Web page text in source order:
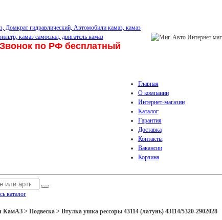
Звонок по РФ бесплатный
Главная
О компании
Интернет-магазин
Каталог
Гарантия
Доставка
Контакты
Вакансии
Корзина
каталог
КамАЗ > Подвеска > Втулка ушка рессоры 43114 (латунь) 43114/5320-2902028